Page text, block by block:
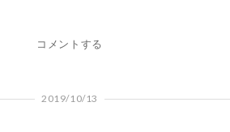
コメントする
2019/10/13